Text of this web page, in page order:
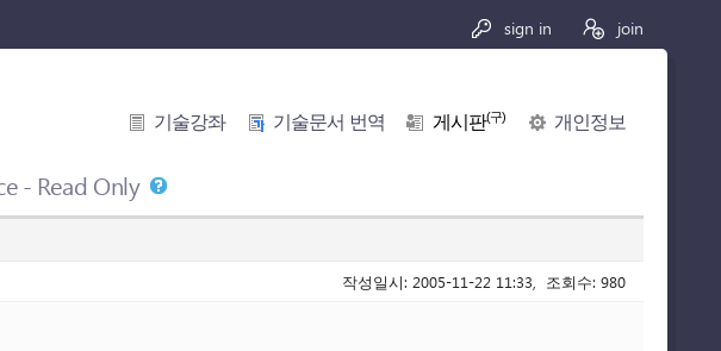
sign in join
기술강좌 기술문서 번역 게시판(구) 개인정보
- Read Only
작성일시: 2005-11-22 11:33, 조회수: 980